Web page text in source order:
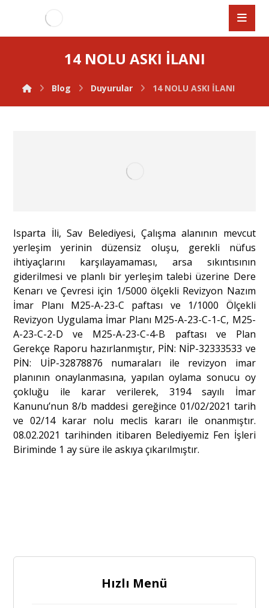
14 NOLU ASKI İLANI
Blog Duyurular 14 NOLU ASKI İLANI
Isparta İli, Sav Belediyesi, Çalışma alanının mevcut
yerleşim yerinin düzensiz oluşu, gerekli nüfus
ihtiyaçlarını karşılayamaması, arsa sıkıntısının
giderilmesi ve planlı bir yerleşim talebi üzerine Dere
Kenarı ve Çevresi için 1/5000 ölçekli Revizyon Nazım
İmar Planı M25-A-23-C paftası ve 1/1000 Ölçekli
Revizyon Uygulama İmar Planı M25-A-23-C-1-C, M25-
A-23-C-2-D ve M25-A-23-C-4-B paftası ve Plan
Gerekçe Raporu hazırlanmıştır, PİN: NİP-32333533 ve
PİN: UİP-32878876 numaraları ile revizyon imar
planının onaylanmasına, yapılan oylama sonucu oy
çokluğu ile karar verilerek, 3194 sayılı İmar
Kanunu’nun 8/b maddesi gereğince 01/02/2021 tarih
ve 02/14 karar nolu meclis kararı ile onanmıştır.
08.02.2021 tarihinden itibaren Belediyemiz Fen İşleri
Biriminde 1 ay süre ile askıya çıkarılmıştır.
Hızlı Menü